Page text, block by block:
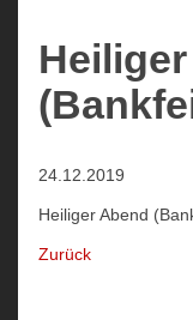
24.12.2019
Heiliger Abend
Zurück